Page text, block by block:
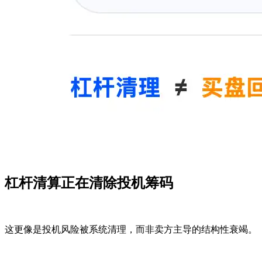
杠杆清算正在清除投机筹码
这更像是投机风险被系统清理，而非卖方主导的结构性衰竭。